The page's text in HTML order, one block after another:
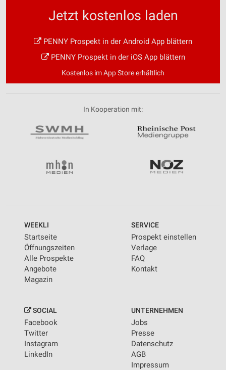
Jetzt kostenlos laden
PENNY Prospekt in der Android App blättern
PENNY Prospekt in der iOS App blättern
Kostenlos im App Store erhältlich
In Kooperation mit:
WEEKLI
Startseite
Öffnungszeiten
Alle Prospekte
Angebote
Magazin
SERVICE
Prospekt einstellen
Verlage
FAQ
Kontakt
SOCIAL
Facebook
Twitter
Instagram
LinkedIn
UNTERNEHMEN
Jobs
Presse
Datenschutz
AGB
Impressum